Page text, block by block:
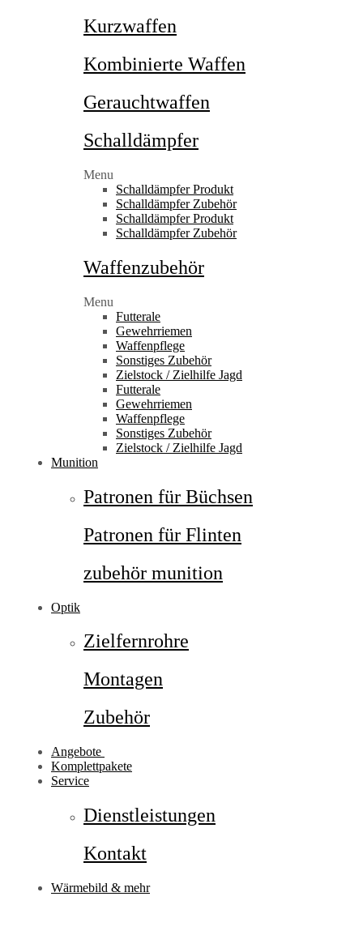
Kurzwaffen
Kombinierte Waffen
Gerauchtwaffen
Schalldämpfer
Menu
Schalldämpfer Produkt
Schalldämpfer Zubehör
Schalldämpfer Produkt
Schalldämpfer Zubehör
Waffenzubehör
Menu
Futterale
Gewehrriemen
Waffenpflege
Sonstiges Zubehör
Zielstock / Zielhilfe Jagd
Futterale
Gewehrriemen
Waffenpflege
Sonstiges Zubehör
Zielstock / Zielhilfe Jagd
Munition
Patronen für Büchsen
Patronen für Flinten
zubehör munition
Optik
Zielfernrohre
Montagen
Zubehör
Angebote
Komplettpakete
Service
Dienstleistungen
Kontakt
Wärmebild & mehr